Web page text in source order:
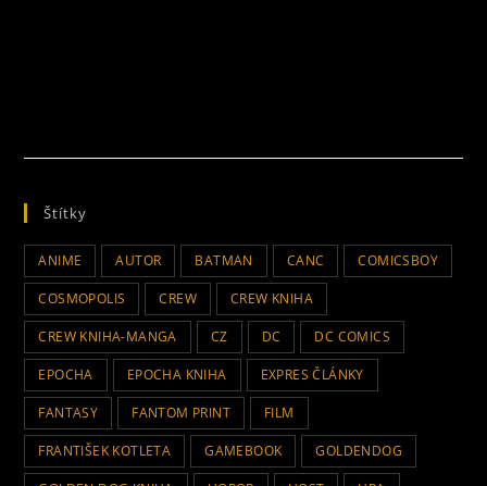
Štítky
ANIME AUTOR BATMAN CANC COMICSBOY
COSMOPOLIS CREW CREW KNIHA
CREW KNIHA-MANGA CZ DC DC COMICS
EPOCHA EPOCHA KNIHA EXPRES ČLÁNKY
FANTASY FANTOM PRINT FILM
FRANTIŠEK KOTLETA GAMEBOOK GOLDENDOG